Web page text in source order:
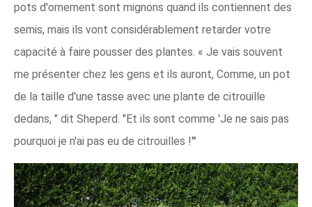
pots d'ornement sont mignons quand ils contiennent des
semis, mais ils vont considérablement retarder votre
capacité à faire pousser des plantes. « Je vais souvent
me présenter chez les gens et ils auront, Comme, un pot
de la taille d'une tasse avec une plante de citrouille
dedans, " dit Sheperd. "Et ils sont comme 'Je ne sais pas
pourquoi je n'ai pas eu de citrouilles !'"